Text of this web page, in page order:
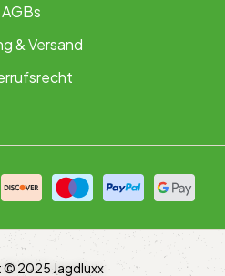
AGBs
& Versand
2025 Jagdluxx